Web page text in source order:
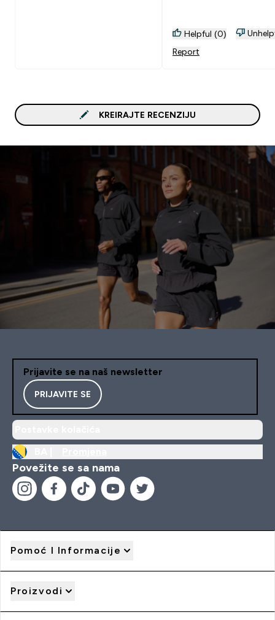
Helpful (0)
Report
KREIRAJTE RECENZIJU
Prijavite se na naš newsletter
PRIJAVITE SE
Povežite se sa nama
Pomoć I Informacije
Proizvodi